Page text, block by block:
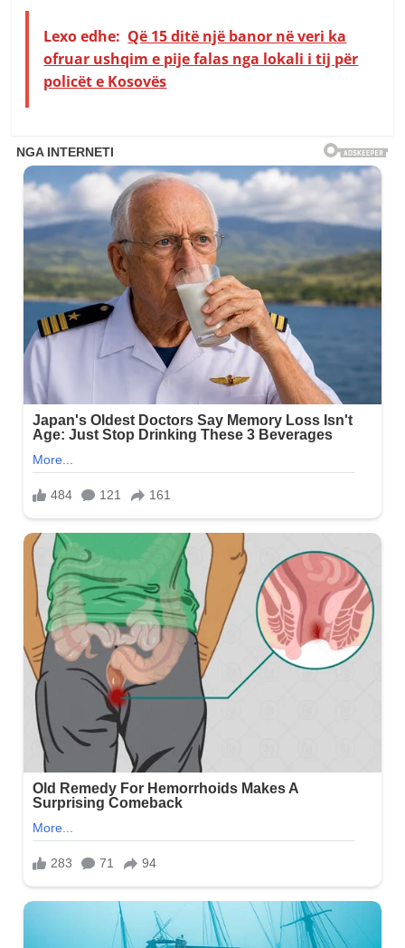
Lexo edhe: Që 15 ditë një banor në veri ka
ofruar ushqim e pije falas nga lokali i tij për
policët e Kosovës